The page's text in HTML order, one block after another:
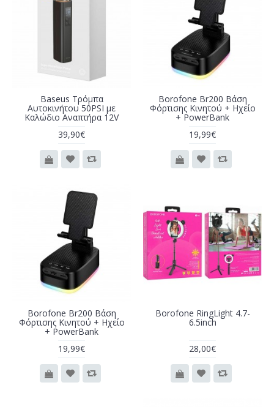
Baseus Τρόμπα
Αυτοκινήτου 50PSI με
Καλώδιο Αναπτήρα 12V
39,90€
Borofone Br200 Βάση
Φόρτισης Κινητού + Ηχείο
+ PowerBank
19,99€
Borofone Br200 Βάση
Φόρτισης Κινητού + Ηχείο
+ PowerBank
19,99€
Borofone RingLight 4.7-
6.5inch
28,00€